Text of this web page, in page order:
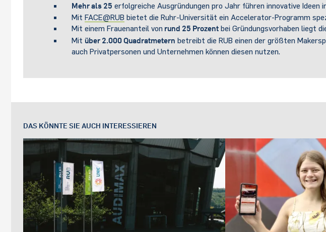
Mehr als 25 erfolgreiche Ausgründungen pro Jahr führen innovative Ideen
Mit FACE@RUB bietet die Ruhr-Universität ein Accelerator-Programm
Mit einem Frauenanteil von rund 25 Prozent bei Gründungsvorhaben liegt
Mit über 2.000 Quadratmetern betreibt die RUB einen der größten
auch Privatpersonen und Unternehmen können diesen nutzen.
DAS KÖNNTE SIE AUCH INTERESSIEREN